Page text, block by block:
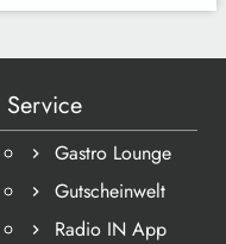
Service
Gastro Lounge
Gutscheinwelt
Radio IN App